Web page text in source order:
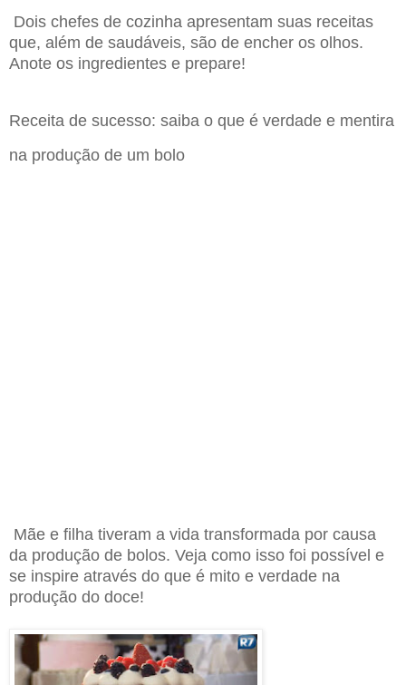
Dois chefes de cozinha apresentam suas receitas
que, além de saudáveis, são de encher os olhos.
Anote os ingredientes e prepare!
Receita de sucesso: saiba o que é verdade e mentira
na produção de um bolo
Mãe e filha tiveram a vida transformada por causa
da produção de bolos. Veja como isso foi possível e
se inspire através do que é mito e verdade na
produção do doce!